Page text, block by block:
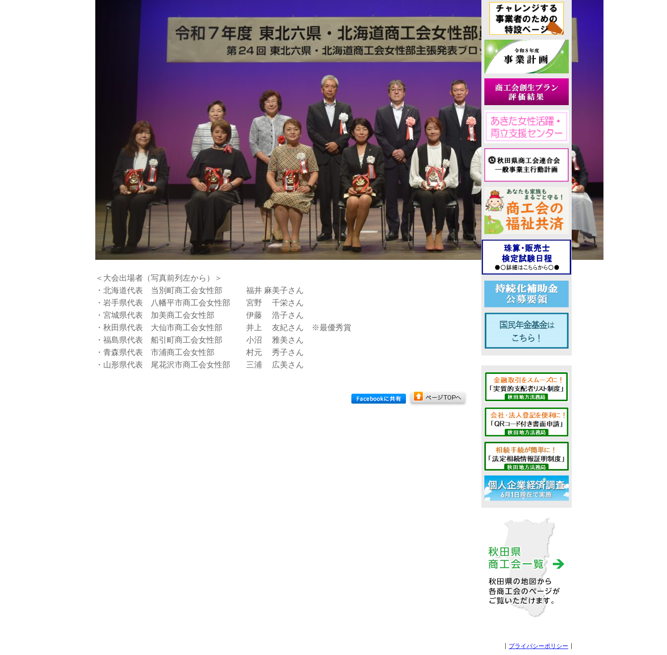
＜大会出場者（写真前列左から）＞
・北海道代表 当別町商工会女性部 福井 麻美子さん
・岩手県代表 八幡平市商工会女性部 宮野 千栄さん
・宮城県代表 加美商工会女性部 伊藤 浩子さん
・秋田県代表 大仙市商工会女性部 井上 友紀さん ※最優秀賞
・福島県代表 船引町商工会女性部 小沼 雅美さん
・青森県代表 市浦商工会女性部 村元 秀子さん
・山形県代表 尾花沢市商工会女性部 三浦 広美さん
プライバシーポリシー